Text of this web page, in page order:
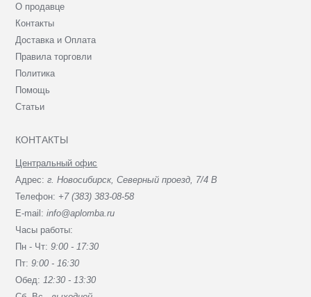
О продавце
Контакты
Доставка и Оплата
Правила торговли
Политика
Помощь
Статьи
КОНТАКТЫ
Центральный офис
Адрес:г. Новосибирск, Северный проезд, 7/4 В
Телефон: +7 (383) 383-08-58
E-mail:info@aplomba.ru
Часы работы:
Пн - Чт:9:00 - 17:30
Пт:9:00 - 16:30
Обед: 12:30 - 13:30